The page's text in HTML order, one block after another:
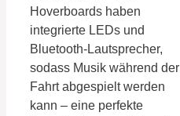
Hoverboards haben
integrierte LEDs und
Bluetooth-Lautsprecher,
sodass Musik während der
Fahrt abgespielt werden
kann – eine perfekte